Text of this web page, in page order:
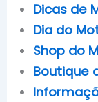
Dicas de
Dia do
Shop do
Boutique